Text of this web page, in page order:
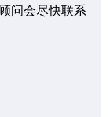
问会尽快联系